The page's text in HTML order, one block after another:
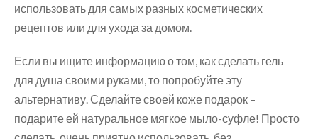
использовать для самых разных косметических
рецептов или для ухода за домом.
Если вы ищите информацию о том, как сделать гель
для душа своими руками, то попробуйте эту
альтернативу. Сделайте своей коже подарок –
подарите ей натуральное мягкое мыло-суфле! Просто